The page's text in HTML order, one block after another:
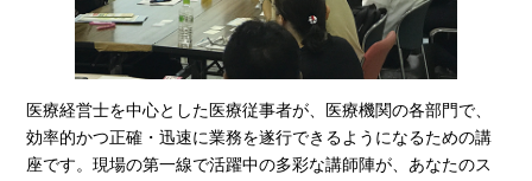
医療経営士を中心とした医療従事者が、医療機関の各部門で、
効率的かつ正確・迅速に業務を遂行できるようになるための講
座です。現場の第一線で活躍中の多彩な講師陣が、あなたのス